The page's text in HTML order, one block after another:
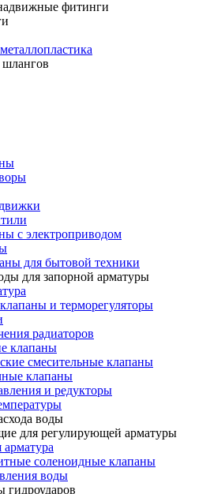
фитинги
с электроприводом
для бытовой техники
для запорной арматуры
и терморегуляторы
радиаторов
клапаны
смесительные клапаны
клапаны
и редукторы
воды
для регулирующей арматуры
соленоидные клапаны
воды
гидроударов